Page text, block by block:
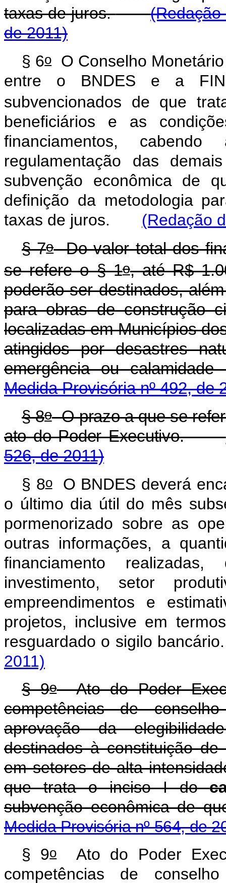
taxas de juros.
(Redação
de 2011)
§ 6oO Conselho Monetário
entre o BNDES e a
subvencionados de que
beneficiários e as
financiamentos,
regulamentação das
subvenção econômica de
definição da metodologia
taxas de juros. (Redação
§ 7oDo valor total dos
se refere o § 1o, até R$
poderão ser destinados,
para obras de construção
localizadas em Municípios
atingidos por desastres
emergência ou
Medida Provisória nº 492, de
§ 8oO prazo a que se
ato do Poder Executivo.
526, de 2011)
§ 8oO BNDES deverá
o último dia útil do mês
pormenorizado sobre as
outras informações, a
financiamento
investimento, setor
empreendimentos e
projetos, inclusive em
resguardado o sigilo
2011)
§ 9oAto do Poder
competências de
aprovação da
destinados à constituição
em setores de alta
que trata o inciso I do
subvenção econômica de
Medida Provisória nº 564, de
§ 9oAto do Poder
competências de